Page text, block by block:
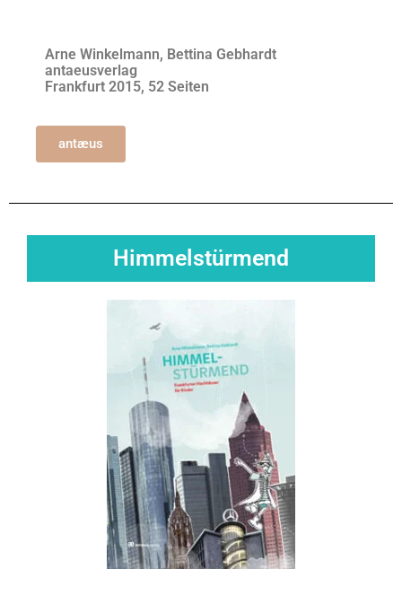
Arne Winkelmann, Bettina Gebhardt
antaeusverlag
Frankfurt 2015, 52 Seiten
antæus
Himmel­stürmend